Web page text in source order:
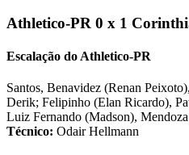
Athletico-PR 0 x 1
Escalação do Athletico-PR
Santos, Benavidez (Renan
Derik; Felipinho (Elan Ricardo),
Luiz Fernando (Madson),
Técnico: Odair Hellmann